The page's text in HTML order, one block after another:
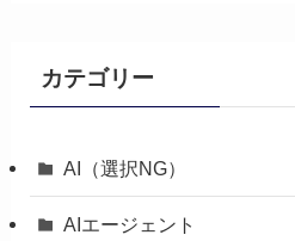
カテゴリー
AI（選択NG）
AIエージェント